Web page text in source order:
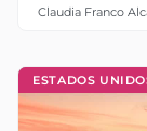
Claudia Franco
ESTADOS